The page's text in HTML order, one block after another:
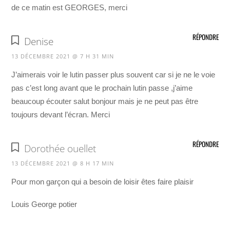
de ce matin est GEORGES, merci
Denise
13 DÉCEMBRE 2021 @ 7 H 31 MIN
J’aimerais voir le lutin passer plus souvent car si je ne le voie
pas c’est long avant que le prochain lutin passe ,j’aime
beaucoup écouter salut bonjour mais je ne peut pas être
toujours devant l’écran. Merci
RÉPONDRE
Dorothée ouellet
13 DÉCEMBRE 2021 @ 8 H 17 MIN
Pour mon garçon qui a besoin de loisir êtes faire plaisir
Louis George potier
RÉPONDRE